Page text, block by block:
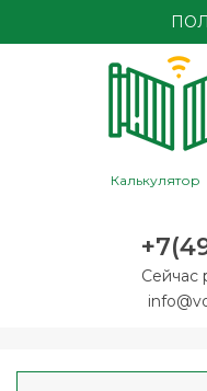
Калькулятор
Сейчас